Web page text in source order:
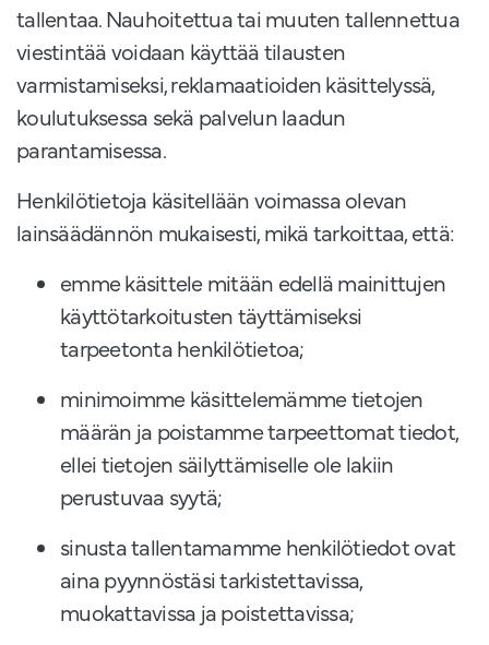
tallentaa. Nauhoitettua tai muuten tallennettua
viestintää voidaan käyttää tilausten
varmistamiseksi, reklamaatioiden käsittelyssä,
koulutuksessa sekä palvelun laadun
parantamisessa.
Henkilötietoja käsitellään voimassa olevan
lainsäädännön mukaisesti, mikä tarkoittaa, että:
emme käsittele mitään edellä mainittujen
käyttötarkoitusten täyttämiseksi
tarpeetonta henkilötietoa;
minimoimme käsittelemämme tietojen
määrän ja poistamme tarpeettomat tiedot,
ellei tietojen säilyttämiselle ole lakiin
perustuvaa syytä;
sinusta tallentamamme henkilötiedot ovat
aina pyynnöstäsi tarkistettavissa,
muokattavissa ja poistettavissa;